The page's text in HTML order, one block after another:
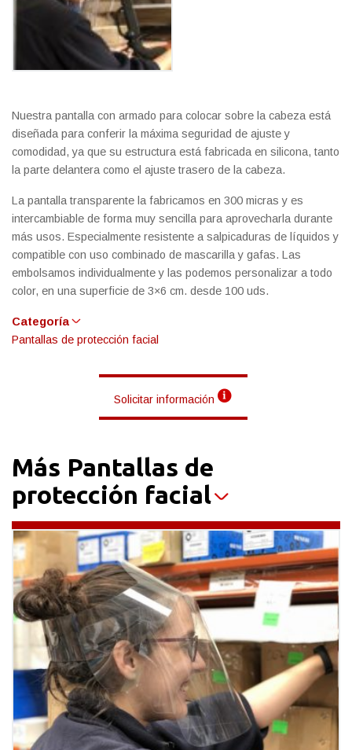
Nuestra pantalla con armado para colocar sobre la cabeza está
diseñada para conferir la máxima seguridad de ajuste y
comodidad, ya que su estructura está fabricada en silicona, tanto
la parte delantera como el ajuste trasero de la cabeza.
La pantalla transparente la fabricamos en 300 micras y es
intercambiable de forma muy sencilla para aprovecharla durante
más usos. Especialmente resistente a salpicaduras de líquidos y
compatible con uso combinado de mascarilla y gafas. Las
embolsamos individualmente y las podemos personalizar a todo
color, en una superficie de 3×6 cm. desde 100 uds.
Categoría
Pantallas de protección facial
Solicitar información
Más Pantallas de
protección facial